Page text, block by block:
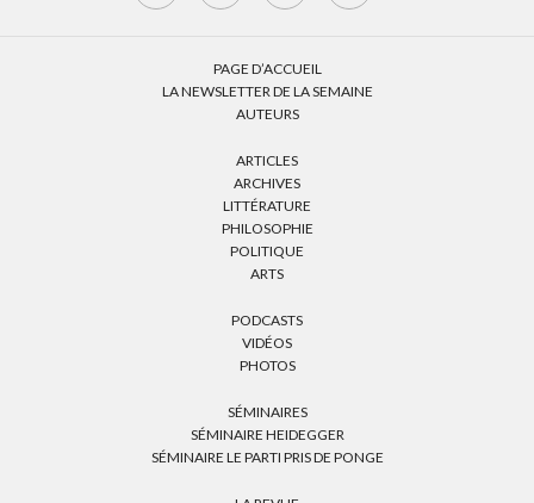
PAGE D’ACCUEIL
LA NEWSLETTER DE LA SEMAINE
AUTEURS
ARTICLES
ARCHIVES
LITTÉRATURE
PHILOSOPHIE
POLITIQUE
ARTS
PODCASTS
VIDÉOS
PHOTOS
SÉMINAIRES
SÉMINAIRE HEIDEGGER
SÉMINAIRE LE PARTI PRIS DE PONGE